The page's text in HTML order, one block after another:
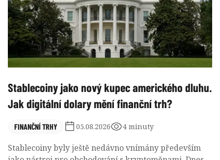
Stablecoiny jako nový kupec amerického dluhu.
Jak digitální dolary mění finanční trh?
FINANČNÍ TRHY 05.08.2026 4 minuty
Stablecoiny byly ještě nedávno vnímány především